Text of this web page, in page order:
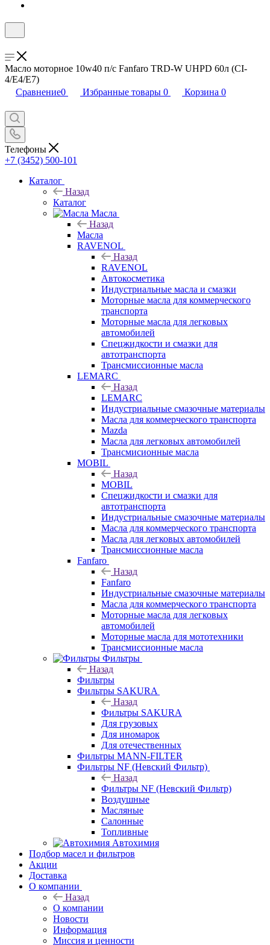
Масло моторное 10w40 п/с Fanfaro TRD-W UHPD 60л (CI-
4/E4/E7)
Сравнение0 Избранные товары 0 Корзина 0
Телефоны
+7 (3452) 500-101
Каталог
Назад
Каталог
Масла
Назад
Масла
RAVENOL
Назад
RAVENOL
Автокосметика
Индустриальные масла и смазки
Моторные масла для коммерческого
транспорта
Моторные масла для легковых
автомобилей
Спецжидкости и смазки для
автотранспорта
Трансмиссионные масла
LEMARC
Назад
LEMARC
Индустриальные смазочные материалы
Масла для коммерческого транспорта
Mazda
Масла для легковых автомобилей
Трансмисионные масла
MOBIL
Назад
MOBIL
Cпецжидкости и смазки для
автотранспорта
Индустриальные смазочные материалы
Масла для коммерческого транспорта
Масла для легковых автомобилей
Трансмиссионные масла
Fanfaro
Назад
Fanfaro
Индустриальные смазочные материалы
Масла для коммерческого транспорта
Моторные масла для легковых
автомобилей
Моторные масла для мототехники
Трансмиссионные масла
Фильтры
Назад
Фильтры
Фильтры SAKURA
Назад
Фильтры SAKURA
Для грузовых
Для иномарок
Для отечественных
Фильтры MANN-FILTER
Фильтры NF (Невский Фильтр)
Назад
Фильтры NF (Невский Фильтр)
Воздушные
Масляные
Салонные
Топливные
Автохимия
Подбор масел и фильтров
Акции
Доставка
О компании
Назад
О компании
Новости
Информация
Миссия и ценности